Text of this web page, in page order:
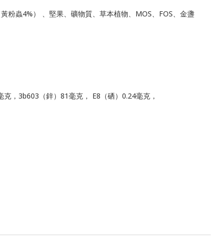
粉蟲4%） 、堅果、礦物質、草本植物、MOS、FOS、金盞
，3b603（鋅）81毫克， E8（硒）0.24毫克，